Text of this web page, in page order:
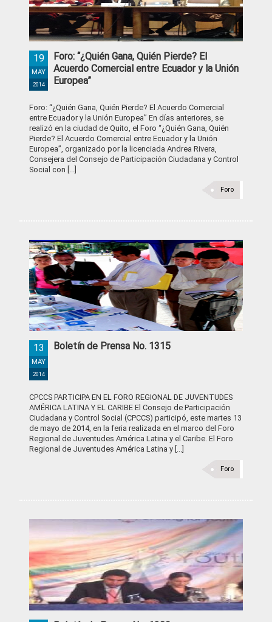
Foro: “¿Quién Gana, Quién Pierde? El
Acuerdo Comercial entre Ecuador y la Unión
Europea”
19
MAY
2014
Foro: “¿Quién Gana, Quién Pierde? El Acuerdo Comercial
entre Ecuador y la Unión Europea” En días anteriores, se
realizó en la ciudad de Quito, el Foro “¿Quién Gana, Quién
Pierde? El Acuerdo Comercial entre Ecuador y la Unión
Europea”, organizado por la licenciada Andrea Rivera,
Consejera del Consejo de Participación Ciudadana y Control
Social con [...]
Foro
Boletín de Prensa No. 1315
13
MAY
2014
CPCCS PARTICIPA EN EL FORO REGIONAL DE JUVENTUDES
AMÉRICA LATINA Y EL CARIBE El Consejo de Participación
Ciudadana y Control Social (CPCCS) participó, este martes 13
de mayo de 2014, en la feria realizada en el marco del Foro
Regional de Juventudes América Latina y el Caribe. El Foro
Regional de Juventudes América Latina y [...]
Foro